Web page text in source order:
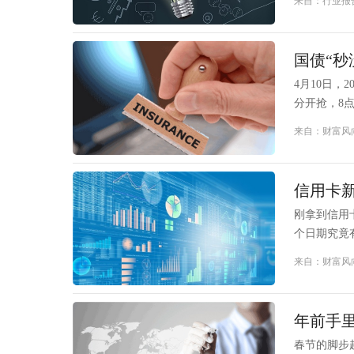
国债“
4月10日，
分开抢，8
来自：财富风
信用卡
刚拿到信用
个日期究竟
来自：财富风
年前手
春节的脚步